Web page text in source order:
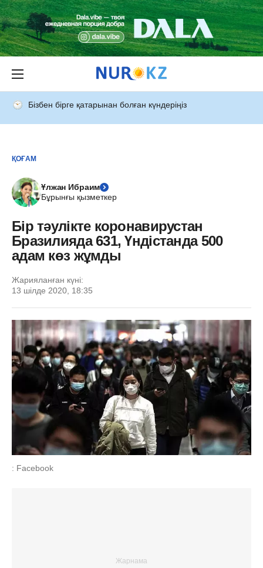
Бізбен бірге қатарынан болған күндеріңіз
ҚОҒАМ
Ұлжан Ибраим
Бұрынғы қызметкер
Бір тәулікте коронавирустан
Бразилияда 631, Үндістанда 500
адам көз жұмды
Жарияланған күні:
13 шілде 2020, 18:35
: Facebook